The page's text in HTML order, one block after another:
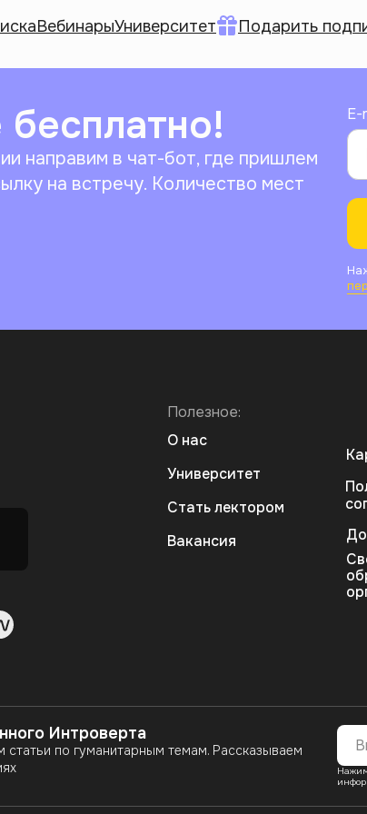
ВебинарыУниверситет Подарить
бесплатно!
направим в чат-бот, где пришлем
на встречу. Количество мест
E-
Интроверта
по гуманитарным темам. Рассказываем
Полезное:
О нас
Университет
Стать лектором
Вакансия